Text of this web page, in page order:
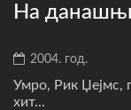
На
2004. год.
Умро, Рик Џејмс,
хит...